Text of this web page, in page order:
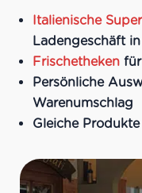
Italienische
Ladengeschäft
Frischetheken
Persönliche
Warenumschlag
Gleiche